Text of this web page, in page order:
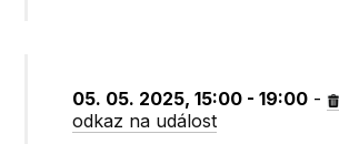
05. 05. 2025, 15:00 - 19:00 -
odkaz na událost